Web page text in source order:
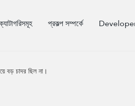
প্রকল্প সম্পর্কে
বড় চাদর ছিল না।